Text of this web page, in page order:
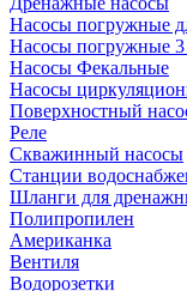
Насосы погружные
Насосы погружные 3
Насосы Фекальные
Насосы
Поверхностный
Реле
Скважинный насосы
Станции
Шланги для
Полипропилен
Американка
Вентиля
Водорозетки